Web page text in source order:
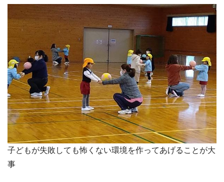
子どもが失敗しても怖くない環境を作ってあげることが大
事